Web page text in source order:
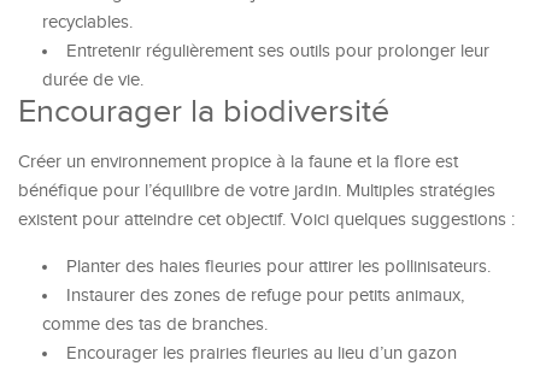
recyclables.
Entretenir régulièrement ses outils pour prolonger leur
durée de vie.
Encourager la biodiversité
Créer un environnement propice à la faune et la flore est
bénéfique pour l’équilibre de votre jardin. Multiples stratégies
existent pour atteindre cet objectif. Voici quelques suggestions :
Planter des haies fleuries pour attirer les pollinisateurs.
Instaurer des zones de refuge pour petits animaux,
comme des tas de branches.
Encourager les prairies fleuries au lieu d’un gazon